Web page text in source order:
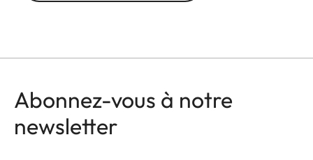
Abonnez-vous à notre
newsletter